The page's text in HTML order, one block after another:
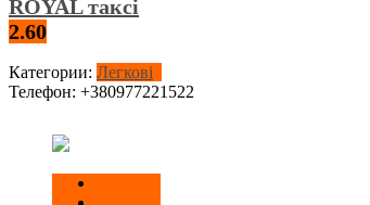
ROYAL таксі
2.60
Категории: Легкові
Телефон: +380977221522